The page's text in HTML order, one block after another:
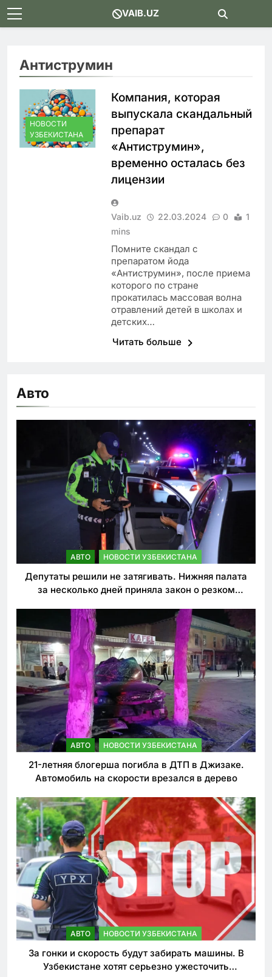
Skip
to
VAIB.UZ
Антиструмин
НОВОСТИ
УЗБЕКИСТАНА
Компания, которая
выпускала скандальный
препарат
«Антиструмин»,
временно осталась без
лицензии
Vaib.uz 22.03.2024 0
1
mins
Помните скандал с
препаратом йода
«Антиструмин», после приема
которого по стране
прокатилась массовая волна
отравлений детей в школах и
детских…
Читать больше
Авто
АВТО НОВОСТИ УЗБЕКИСТАНА
Депутаты решили не затягивать. Нижняя палата
за несколько дней приняла закон о резком
АВТО НОВОСТИ УЗБЕКИСТАНА
21-летняя блогерша погибла в ДТП в Джизаке.
Автомобиль на скорости врезался в дерево
АВТО НОВОСТИ УЗБЕКИСТАНА
За гонки и скорость будут забирать машины. В
Узбекистане хотят серьезно ужесточить